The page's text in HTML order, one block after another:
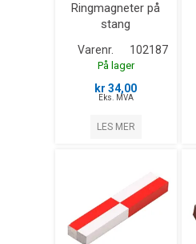
Ringmagneter på
stang
Varenr. 102187
På lager
kr 34,00
Eks. MVA
LES MER